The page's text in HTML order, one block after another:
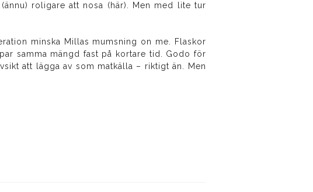
roligare att nosa (här). Men med lite tur
minska Millas mumsning on me. Flaskor
samma mängd fast på kortare tid. Godo för
att lägga av som matkälla – riktigt än. Men